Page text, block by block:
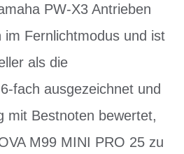
PW-X3 Antrieben
im Fernlichtmodus und ist
als die
fach ausgezeichnet und
mit Bestnoten bewertet,
M99 MINI PRO 25 zu